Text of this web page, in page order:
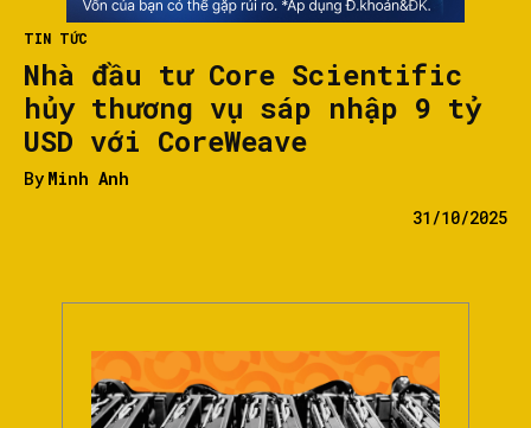
TIN TỨC
Nhà đầu tư Core Scientific
hủy thương vụ sáp nhập 9 tỷ
USD với CoreWeave
By Minh Anh
31/10/2025